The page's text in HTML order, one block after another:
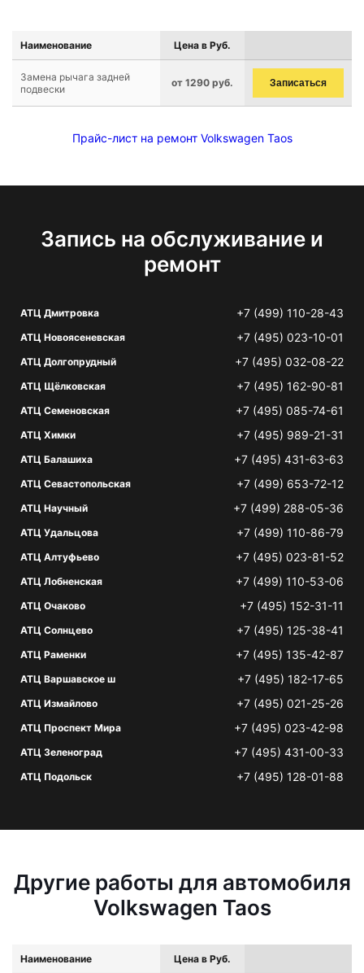
Наименование Цена в Руб.
Замена рычага задней
подвески
от 1290 руб. Записаться
Прайс-лист на ремонт Volkswagen Taos
Запись на обслуживание и
ремонт
АТЦ Дмитровка +7 (499) 110-28-43
АТЦ Новоясеневская +7 (495) 023-10-01
АТЦ Долгопрудный +7 (495) 032-08-22
АТЦ Щёлковская +7 (495) 162-90-81
АТЦ Семеновская +7 (495) 085-74-61
АТЦ Химки +7 (495) 989-21-31
АТЦ Балашиха +7 (495) 431-63-63
АТЦ Севастопольская +7 (499) 653-72-12
АТЦ Научный +7 (499) 288-05-36
АТЦ Удальцова +7 (499) 110-86-79
АТЦ Алтуфьево +7 (495) 023-81-52
АТЦ Лобненская +7 (499) 110-53-06
АТЦ Очаково +7 (495) 152-31-11
АТЦ Солнцево +7 (495) 125-38-41
АТЦ Раменки +7 (495) 135-42-87
АТЦ Варшавское ш +7 (495) 182-17-65
АТЦ Измайлово +7 (495) 021-25-26
АТЦ Проспект Мира +7 (495) 023-42-98
АТЦ Зеленоград +7 (495) 431-00-33
АТЦ Подольск +7 (495) 128-01-88
Другие работы для автомобиля
Volkswagen Taos
Наименование Цена в Руб.